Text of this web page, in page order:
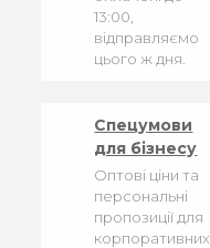
13:00,
відправляємо
цього ж дня.
Спецумови
для бізнесу
Оптові ціни та
персональні
пропозиції для
корпоративних